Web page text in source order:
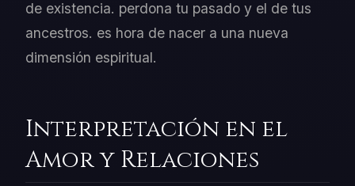
de existencia. perdona tu pasado y el de tus
ancestros. es hora de nacer a una nueva
dimensión espiritual.
Interpretación en el
Amor y Relaciones